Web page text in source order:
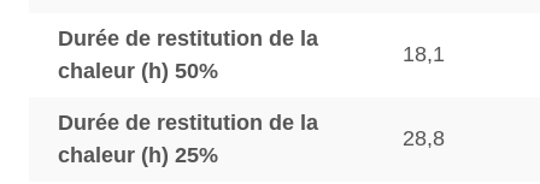
Durée de restitution de la
chaleur (h) 50%
18,1
Durée de restitution de la
chaleur (h) 25%
28,8